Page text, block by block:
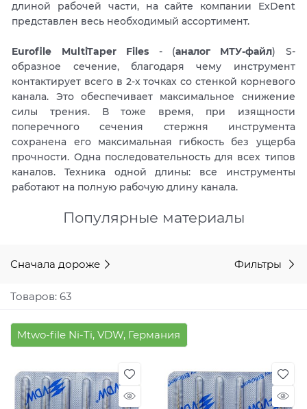
длиной рабочей части, на сайте компании ExDent
представлен весь необходимый ассортимент.
Eurofile MultiTaper Files - (аналог МТУ-файл) S-
образное сечение, благодаря чему инструмент
контактирует всего в 2-х точках со стенкой корневого
канала. Это обеспечивает максимальное снижение
силы трения. В тоже время, при изящности
поперечного сечения стержня инструмента
сохранена его максимальная гибкость без ущерба
прочности. Одна последовательность для всех типов
каналов. Техника одной длины: все инструменты
работают на полную рабочую длину канала.
Популярные материалы
Сначала дороже Фильтры
Товаров: 63
Mtwo-file Ni-Ti, VDW, Германия